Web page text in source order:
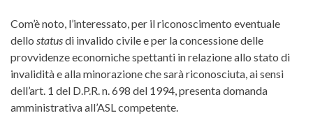
Com’è noto, l’interessato, per il riconoscimento eventuale
dello statusdi invalido civile e per la concessione delle
provvidenze economiche spettanti in relazione allo stato di
invalidità e alla minorazione che sarà riconosciuta, ai sensi
dell’art. 1 del D.P.R. n. 698 del 1994, presenta domanda
amministrativa all’ASL competente.